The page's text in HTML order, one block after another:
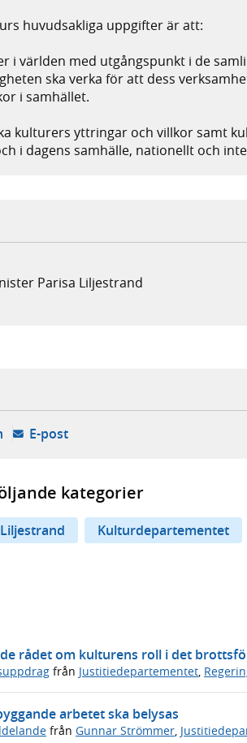
huvudsakliga uppgifter är att:
i världen med utgångspunkt i de
ska verka för att dess
i samhället.
kulturers yttringar och villkor samt
i dagens samhälle, nationellt och
Parisa Liljestrand
webbplats,
flik, extern webbplats,
- öppnas i ny flik, extern webbplats,
E-post- öppnar din e-postklient,
kategorier
Kulturdepartementet
rådet om kulturens roll i det
från Justitiedepartementet,
arbetet ska belysas
från Gunnar Strömmer,